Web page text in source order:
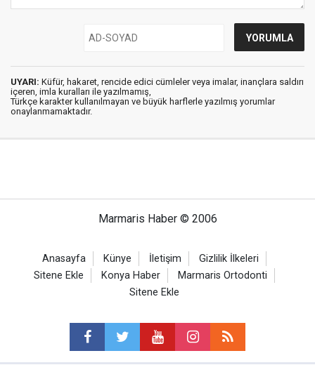
UYARI: Küfür, hakaret, rencide edici cümleler veya imalar, inançlara saldırı
içeren, imla kuralları ile yazılmamış,
Türkçe karakter kullanılmayan ve büyük harflerle yazılmış yorumlar
onaylanmamaktadır.
Marmaris Haber © 2006
Anasayfa Künye İletişim
Gizlilik İlkeleri
Sitene Ekle
Konya Haber
Marmaris Ortodonti
Sitene Ekle